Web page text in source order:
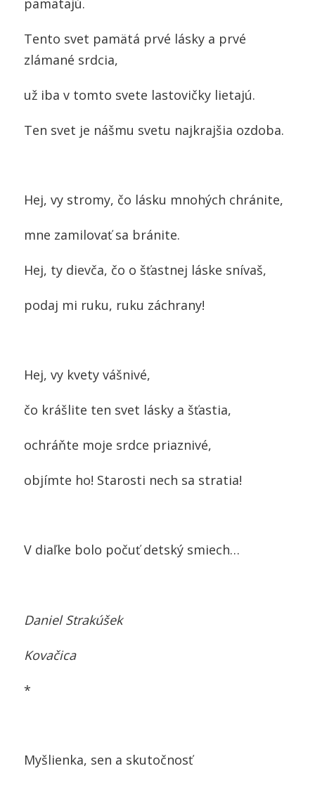
pamätajú.
Tento svet pamätá prvé lásky a prvé
zlámané srdcia,
už iba v tomto svete lastovičky lietajú.
Ten svet je nášmu svetu najkrajšia ozdoba.
Hej, vy stromy, čo lásku mnohých chránite,
mne zamilovať sa bránite.
Hej, ty dievča, čo o šťastnej láske snívaš,
podaj mi ruku, ruku záchrany!
Hej, vy kvety vášnivé,
čo krášlite ten svet lásky a šťastia,
ochráňte moje srdce priaznivé,
objímte ho! Starosti nech sa stratia!
V diaľke bolo počuť detský smiech…
Daniel Strakúšek
Kovačica
*
Myšlienka, sen a skutočnosť